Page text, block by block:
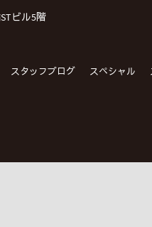
ビル5階
スタッフブログ スペシャル